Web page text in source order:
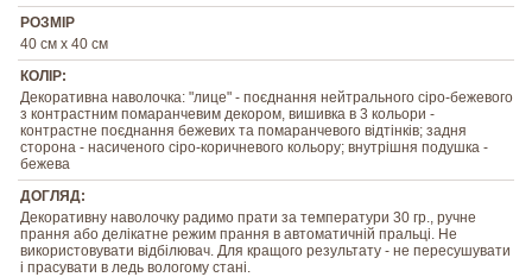
РОЗМІР
40 см х 40 см
КОЛІР:
Декоративна наволочка: "лице" - поєднання нейтрального сіро-бежевого
з контрастним помаранчевим декором, вишивка в 3 кольори -
контрастне поєднання бежевих та помаранчевого відтінків; задня
сторона - насиченого сіро-коричневого кольору; внутрішня подушка -
бежева
ДОГЛЯД:
Декоративну наволочку радимо прати за температури 30 гр., ручне
прання або делікатне режим прання в автоматичній пральці. Не
використовувати відбілювач. Для кращого результату - не пересушувати
і прасувати в ледь вологому стані.